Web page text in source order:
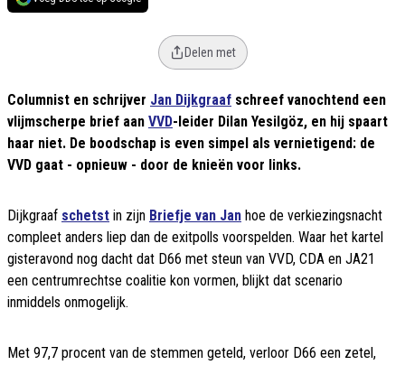
Delen met
Columnist en schrijver Jan Dijkgraaf schreef vanochtend een
vlijmscherpe brief aan VVD-leider Dilan Yesilgöz, en hij spaart
haar niet. De boodschap is even simpel als vernietigend: de
VVD gaat - opnieuw - door de knieën voor links.
Dijkgraaf schetst in zijn Briefje van Jan hoe de verkiezingsnacht
compleet anders liep dan de exitpolls voorspelden. Waar het kartel
gisteravond nog dacht dat D66 met steun van VVD, CDA en JA21
een centrumrechtse coalitie kon vormen, blijkt dat scenario
inmiddels onmogelijk.
Met 97,7 procent van de stemmen geteld, verloor D66 een zetel,